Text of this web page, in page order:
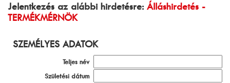
Jelentkezés az alábbi hirdetésre: Álláshirdetés -
TERMÉKMÉRNÖK
SZEMÉLYES ADATOK
Teljes név
Születési dátum